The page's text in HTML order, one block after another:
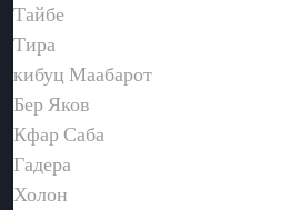
Тайбе
Тира
кибуц Маабарот
Бер Яков
Кфар Саба
Гадера
Холон